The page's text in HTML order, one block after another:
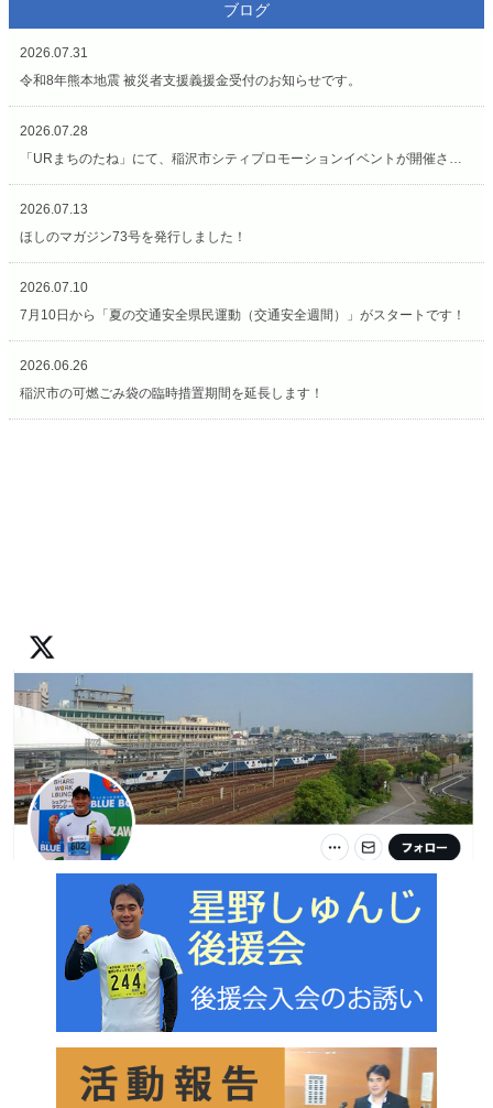
ブログ
2026.07.31
令和8年熊本地震 被災者支援義援金受付のお知らせです。
2026.07.28
「URまちのたね」にて、稲沢市シティプロモーションイベントが開催されています（7/27〜8/2）
2026.07.13
ほしのマガジン73号を発行しました！
2026.07.10
7月10日から「夏の交通安全県民運動（交通安全週間）」がスタートです！
2026.06.26
稲沢市の可燃ごみ袋の臨時措置期間を延長します！